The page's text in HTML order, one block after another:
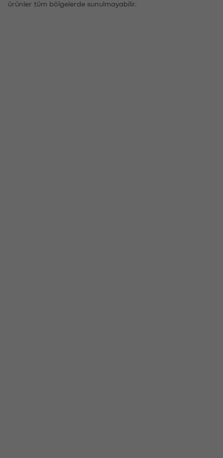
ürünler tüm bölgelerde sunulmayabilir.